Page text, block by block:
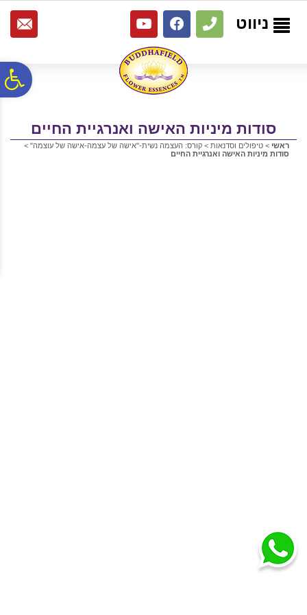
נגישות
אתר
המרכזי
ניווט
סודות מיניות האישה ואנרגיית החיים
ראשי > טיפולים וסדנאות > קורס: העצמה נשית-"אישה של עצמה-אישה של עוצמה" >
סודות מיניות האישה ואנרגיית החיים